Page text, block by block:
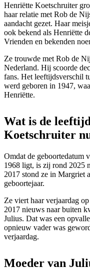
Henriëtte Koetschruiter
haar relatie met Rob de
aandacht gezet. Haar
ook bekend als Henriëtte
Vrienden en bekenden
Ze trouwde met Rob de
Nederland. Hij scoorde
fans. Het leeftijdsverschil
werd geboren in 1947,
Henriëtte.
Wat is de
Koetschruiter
Omdat de geboortedatum
1968 ligt, is zij rond 2025
2017 stond ze in Margriet
geboortejaar.
Ze viert haar verjaardag
2017 nieuws naar buiten
Julius. Dat was een
opnieuw vader was
verjaardag.
Moeder van